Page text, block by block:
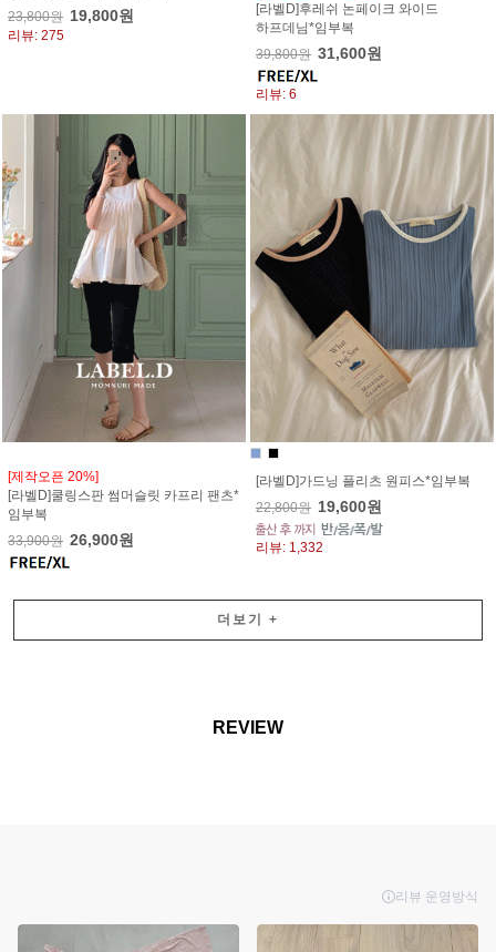
23,800원 19,800원
리뷰: 275
[라벨D]후레쉬 논페이크 와이드
하프데님*임부복
39,800원 31,600원
리뷰: 6
[제작오픈 20%]
[라벨D]쿨링스판 썸머슬릿 카프리 팬츠*
임부복
33,900원 26,900원
[라벨D]가드닝 플리츠 원피스*임부복
22,800원 19,600원
리뷰: 1,332
더보기 +
REVIEW